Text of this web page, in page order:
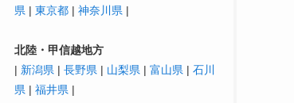
県 | 東京都 | 神奈川県 |
北陸・ 甲信越地方
| 新潟県 | 長野県 | 山梨県 | 富山県 | 石川
県 | 福井県 |